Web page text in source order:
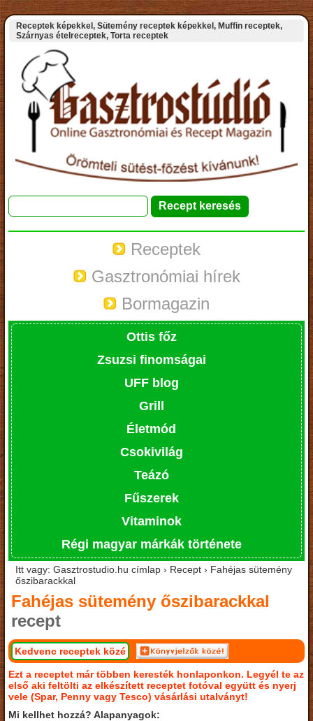
Receptek képekkel, Sütemény receptek képekkel, Muffin receptek,
Szárnyas ételreceptek, Torta receptek
Receptek
Gasztronómiai hírek
Bormagazin
Ottis főz
Zsuzsi finomságai
UFF blog
Grill
Életmód
Csokivilág
Teázó
Fűszerek
Vitaminok
Régi magyar márkák története
Itt vagy: Gasztrostudio.hu címlap › Recept › Fahéjas sütemény
őszibarackkal
Fahéjas sütemény őszibarackkal
recept
Kedvenc receptek közé
Ezt a receptet már többen keresték honlaponkon. Legyél te az
első aki feltölti az elkészített receptet fotóval együtt és nyerj
vele (Spar, Penny vagy Tesco) vásárlási utalványt!
Mi kellhet hozzá? Alapanyagok: